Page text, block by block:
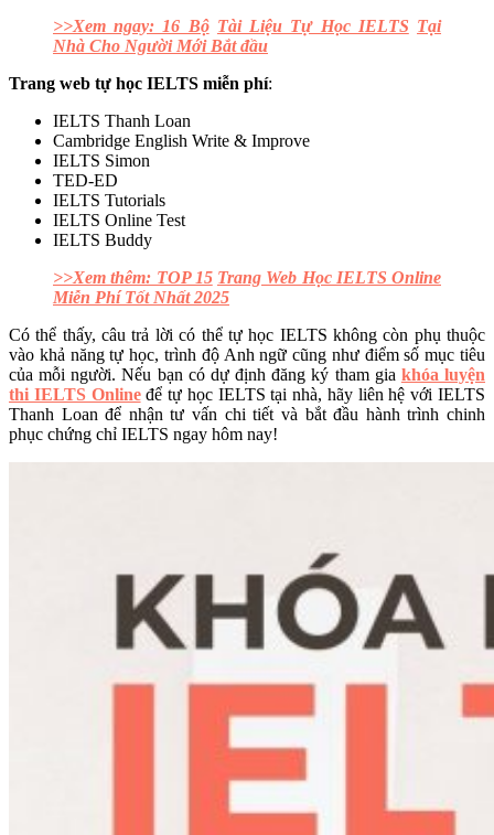
>>Xem ngay: 16 Bộ Tài Liệu Tự Học IELTS Tại
Nhà Cho Người Mới Bắt đầu
Trang web tự học IELTS miễn phí:
IELTS Thanh Loan
Cambridge English Write & Improve
IELTS Simon
TED-ED
IELTS Tutorials
IELTS Online Test
IELTS Buddy
>>Xem thêm: TOP 15 Trang Web Học IELTS Online
Miễn Phí Tốt Nhất 2025
Có thể thấy, câu trả lời có thể tự học IELTS không còn phụ thuộc
vào khả năng tự học, trình độ Anh ngữ cũng như điểm số mục tiêu
của mỗi người. Nếu bạn có dự định đăng ký tham gia khóa luyện
thi IELTS Onlineđể tự học IELTS tại nhà, hãy liên hệ với IELTS
Thanh Loan để nhận tư vấn chi tiết và bắt đầu hành trình chinh
phục chứng chỉ IELTS ngay hôm nay!